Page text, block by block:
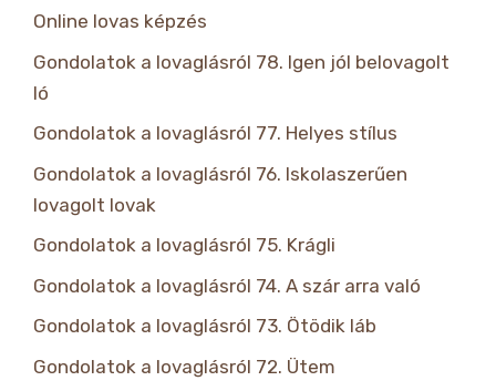
Online lovas képzés
Gondolatok a lovaglásról 78. Igen jól belovagolt
ló
Gondolatok a lovaglásról 77. Helyes stílus
Gondolatok a lovaglásról 76. Iskolaszerűen
lovagolt lovak
Gondolatok a lovaglásról 75. Krágli
Gondolatok a lovaglásról 74. A szár arra való
Gondolatok a lovaglásról 73. Ötödik láb
Gondolatok a lovaglásról 72. Ütem